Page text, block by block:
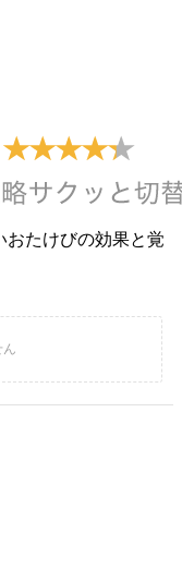
おたけびの効果と覚